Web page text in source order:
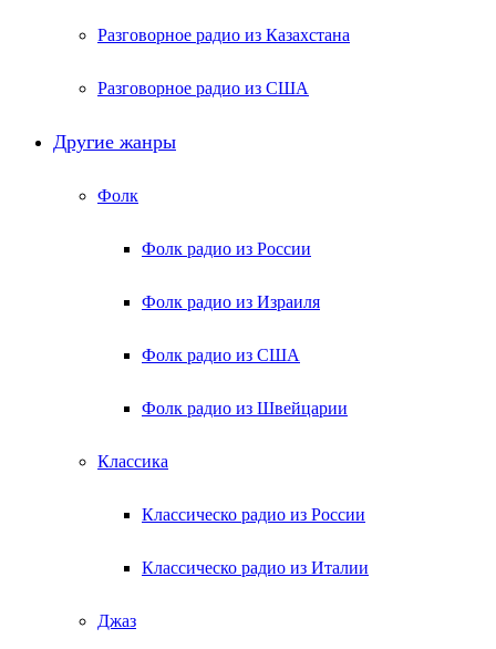
Разговорное радио из Казахстана
Разговорное радио из США
Другие жанры
Фолк
Фолк радио из России
Фолк радио из Израиля
Фолк радио из США
Фолк радио из Швейцарии
Классика
Классическо радио из России
Классическо радио из Италии
Джаз